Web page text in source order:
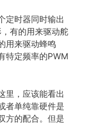
定时器同时输出
有的用来驱动舵
用来驱动蜂鸣
特定频率的PWM
里，应该能看出
者单纯靠硬件是
方的配合。但是